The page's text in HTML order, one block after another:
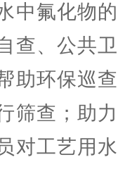
中氟化物
查、公共
助环保巡
筛查；助
对工艺用